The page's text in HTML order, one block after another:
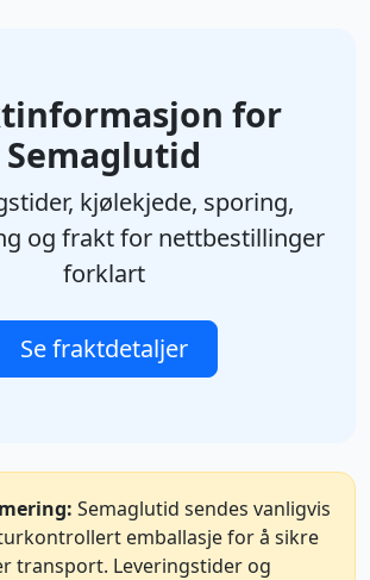
for
Semaglutid
kjølekjede, sporing,
og frakt for nettbestillinger
forklart
Se fraktdetaljer
Semaglutid sendes vanligvis
emballasje for å sikre
transport. Leveringstider og